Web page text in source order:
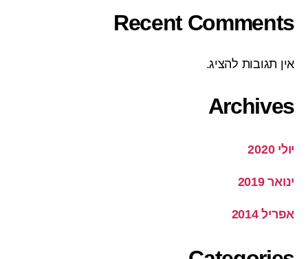
Recent Comments
אין תגובות להציג.
Archives
יולי 2020
ינואר 2019
אפריל 2014